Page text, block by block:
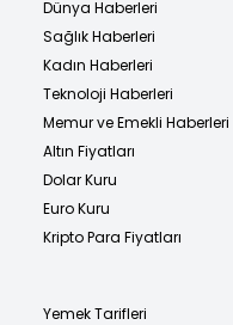
Dünya Haberleri
Sağlık Haberleri
Kadın Haberleri
Teknoloji Haberleri
Memur ve Emekli Haberleri
Altın Fiyatları
Dolar Kuru
Euro Kuru
Kripto Para Fiyatları
Yemek Tarifleri